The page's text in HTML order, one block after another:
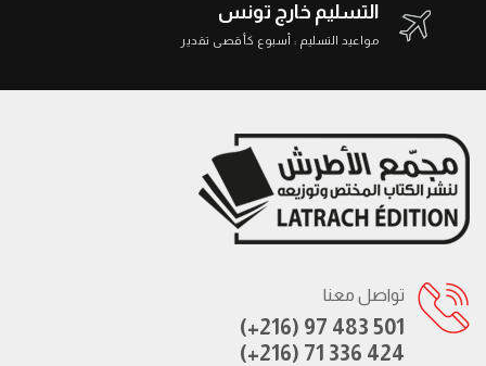
التسليم خارج تونس
مواعيد التسليم : أسبوع كأقصى تقدير
تواصل معنا
(+216) 97 483 501
(+216) 71 336 424